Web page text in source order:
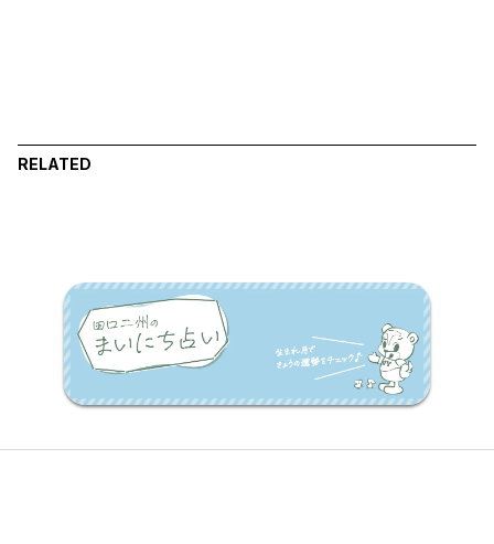
RELATED